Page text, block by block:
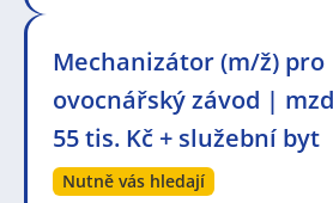
Mechanizátor (m/ž) pro
ovocnářský závod |
55 tis. Kč + služební byt
Nutně vás hledají